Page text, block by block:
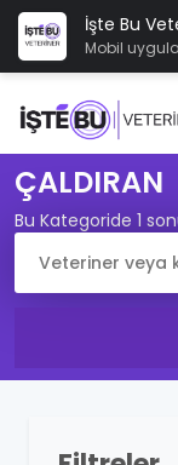
İşte Bu
Mobil
ÇALDIRAN
Bu Kategoride 1